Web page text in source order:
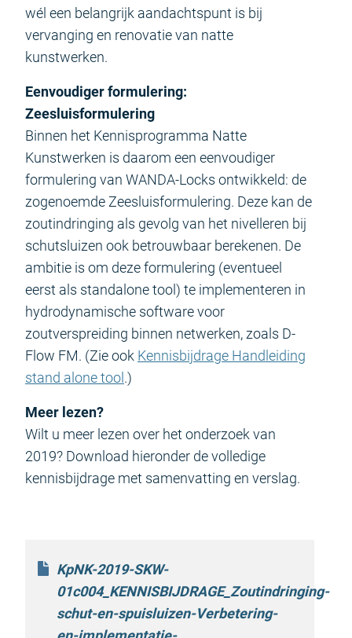
wél een belangrijk aandachtspunt is bij
vervanging en renovatie van natte
kunstwerken.
Eenvoudiger formulering:
Zeesluisformulering
Binnen het Kennisprogramma Natte
Kunstwerken is daarom een eenvoudiger
formulering van WANDA-Locks ontwikkeld: de
zogenoemde Zeesluisformulering. Deze kan de
zoutindringing als gevolg van het nivelleren bij
schutsluizen ook betrouwbaar berekenen. De
ambitie is om deze formulering (eventueel
eerst als standalone tool) te implementeren in
hydrodynamische software voor
zoutverspreiding binnen netwerken, zoals D-
Flow FM. (Zie ook Kennisbijdrage Handleiding
stand alone tool.)
Meer lezen?
Wilt u meer lezen over het onderzoek van
2019? Download hieronder de volledige
kennisbijdrage met samenvatting en verslag.
KpNK-2019-SKW-
01c004_KENNISBIJDRAGE_Zoutindringing-
schut-en-spuisluizen-Verbetering-